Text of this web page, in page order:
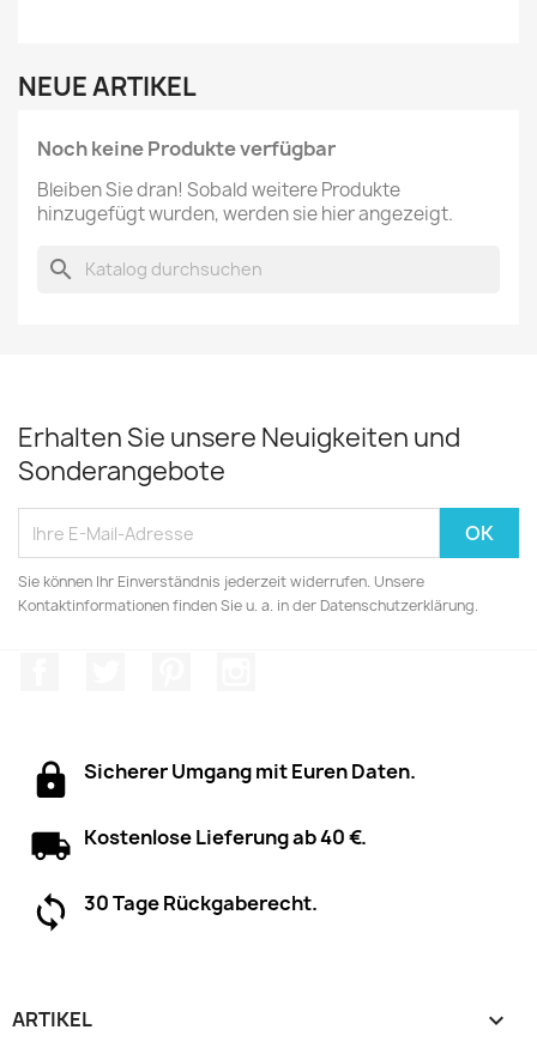
NEUE ARTIKEL
Noch keine Produkte verfügbar
Bleiben Sie dran! Sobald weitere Produkte
hinzugefügt wurden, werden sie hier angezeigt.
search
Erhalten Sie unsere Neuigkeiten und
Sonderangebote
Sie können Ihr Einverständnis jederzeit widerrufen. Unsere
Kontaktinformationen finden Sie u. a. in der Datenschutzerklärung.
Sicherer Umgang mit Euren Daten.
Kostenlose Lieferung ab 40 €.
30 Tage Rückgaberecht.
ARTIKEL 